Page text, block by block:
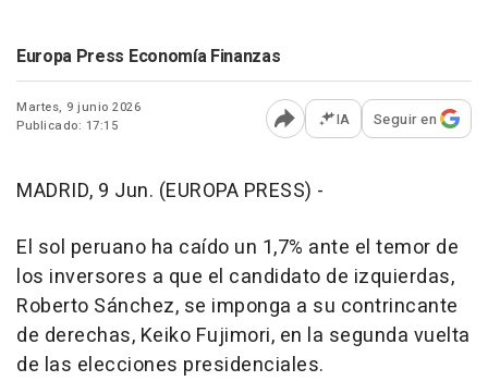
Europa Press Economía Finanzas
Martes, 9 junio 2026
Publicado: 17:15
Abrir opciones para
IA Seguir en
MADRID, 9 Jun. (EUROPA PRESS) -
El sol peruano ha caído un 1,7% ante el temor de
los inversores a que el candidato de izquierdas,
Roberto Sánchez, se imponga a su contrincante
de derechas, Keiko Fujimori, en la segunda vuelta
de las elecciones presidenciales.